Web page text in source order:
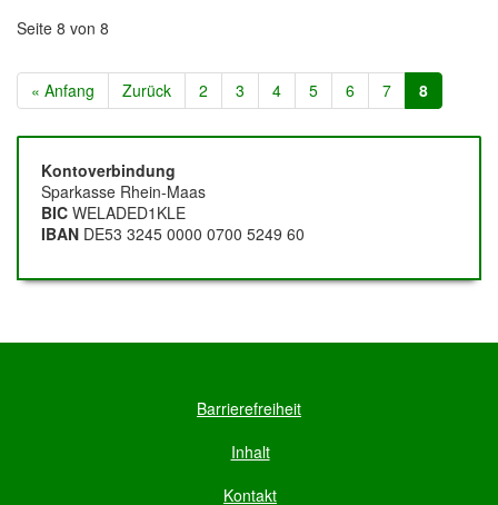
Seite 8 von 8
« Anfang Zurück 2 3 4 5 6 7 8
Spenden-
Konto
Kontoverbindung
Sparkasse Rhein-Maas
BIC WELADED1KLE
IBAN DE53 3245 0000 0700 5249 60
HilfsnavigationBarrierefreiheit
Inhalt
Kontakt